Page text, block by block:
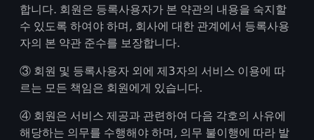
합니다. 회원은 등록사용자가 본 약관의 내용을 숙지할
수 있도록 하여야 하며, 회사에 대한 관계에서 등록사용
자의 본 약관 준수를 보장합니다.
③ 회원 및 등록사용자 외에 제3자의 서비스 이용에 따
르는 모든 책임은 회원에게 있습니다.
④ 회원은 서비스 제공과 관련하여 다음 각호의 사유에
해당하는 의무를 수행해야 하며, 의무 불이행에 따라 발